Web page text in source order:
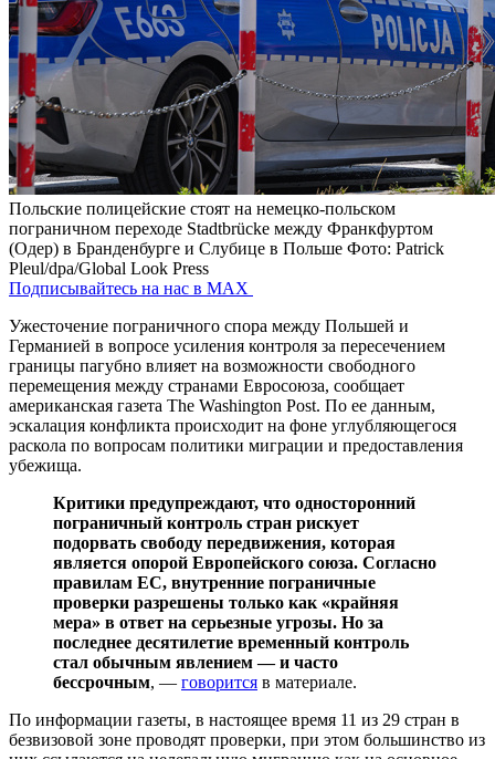
Польские полицейские стоят на немецко-польском
пограничном переходе Stadtbrücke между Франкфуртом
(Одер) в Бранденбурге и Слубице в Польше Фото: Patrick
Pleul/dpa/Global Look Press
Подписывайтесь на нас в MAX
Ужесточение пограничного спора между Польшей и
Германией в вопросе усиления контроля за пересечением
границы пагубно влияет на возможности свободного
перемещения между странами Евросоюза, сообщает
американская газета The Washington Post. По ее данным,
эскалация конфликта происходит на фоне углубляющегося
раскола по вопросам политики миграции и предоставления
убежища.
Критики предупреждают, что односторонний
пограничный контроль стран рискует
подорвать свободу передвижения, которая
является опорой Европейского союза. Согласно
правилам ЕС, внутренние пограничные
проверки разрешены только как «крайняя
мера» в ответ на серьезные угрозы. Но за
последнее десятилетие временный контроль
стал обычным явлением — и часто
бессрочным, — говорится в материале.
По информации газеты, в настоящее время 11 из 29 стран в
безвизовой зоне проводят проверки, при этом большинство из